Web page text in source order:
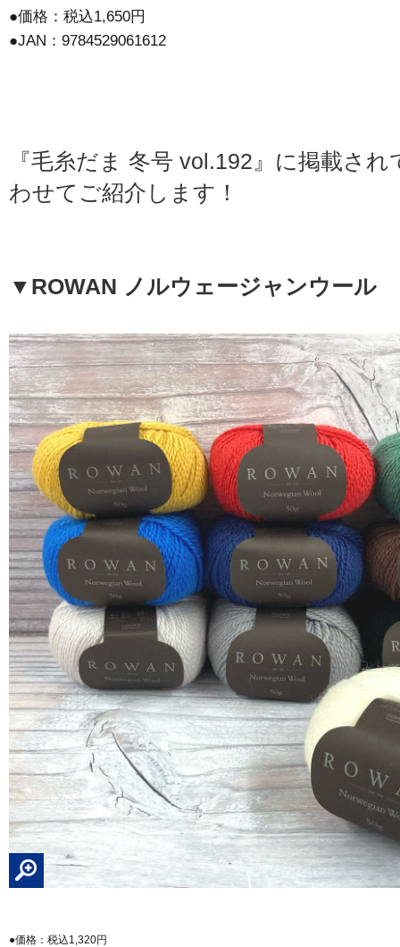
●価格：税込1,650円
●JAN：9784529061612
『毛糸だま 冬号 vol.192』に掲載さ
わせてご紹介します！
▼ROWAN ノルウェージャンウール
●価格：税込1,320円